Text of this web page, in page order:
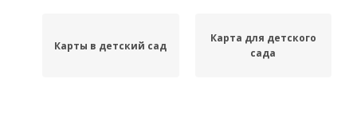
Карты в детский сад
Карта для детского
сада